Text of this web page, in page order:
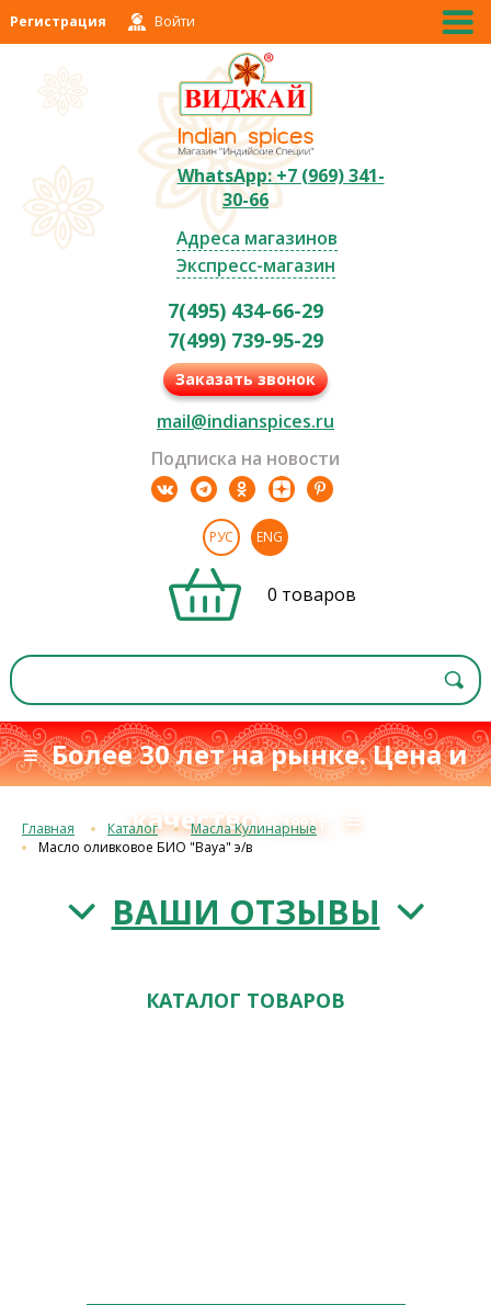
Регистрация Войти
WhatsApp: +7 (969) 341-
30-66
Адреса магазинов
Экспресс-магазин
7(495) 434-66-29
7(499) 739-95-29
Заказать звонок
mail@indianspices.ru
Подписка на новости
РУС ENG
0 товаров
≡ Более 30 лет на рынке. Цена и
качествос 1993 г. ≡
Главная Каталог
Масла Кулинарные
Масло оливковое БИО "Baya" э/в
ВАШИ ОТЗЫВЫ
КАТАЛОГ ТОВАРОВ